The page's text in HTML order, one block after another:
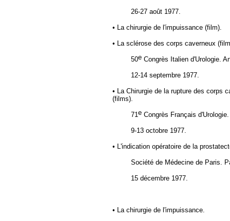
26-27 août 1977.
• La chirurgie de l'impuissance (film).
• La sclérose des corps caverneux
50e Congrès Italien d'Urologie.
12-14 septembre 1977.
• La Chirurgie de la rupture des corps
(films).
71 e Congrès Français
9-13 octobre 1977.
• L'indication opératoire de la
Société de Médecine de Paris.
15 décembre 1977.
• La chirurgie de l'impuissance.